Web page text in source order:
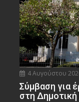
4 Αυγούστου
Σύμβαση για
στη